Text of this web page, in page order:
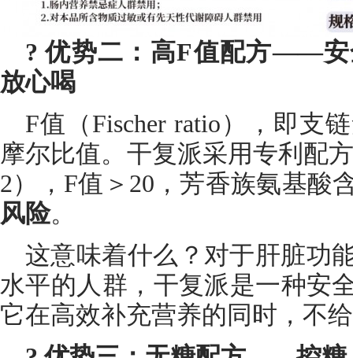
? 优势二：高F值配方——安
放心喝
F值（Fischer ratio），即支
摩尔比值。干复派采用专利配
2），F值＞20，芳香族氨基酸
风险。
这意味着什么？对于肝脏功
水平的人群，干复派是一种安
它在高效补充营养的同时，不